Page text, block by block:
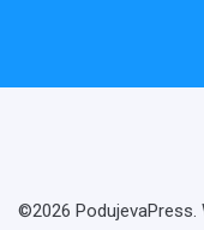
©2026 PodujevaPress.